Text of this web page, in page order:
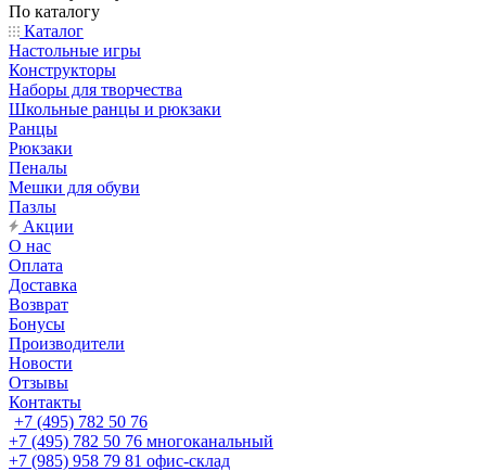
По каталогу
Каталог
Настольные игры
Конструкторы
Наборы для творчества
Школьные ранцы и рюкзаки
Ранцы
Рюкзаки
Пеналы
Мешки для обуви
Пазлы
Акции
О нас
Оплата
Доставка
Возврат
Бонусы
Производители
Новости
Отзывы
Контакты
+7 (495) 782 50 76
+7 (495) 782 50 76 многоканальный
+7 (985) 958 79 81 офис-склад